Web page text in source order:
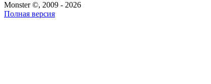
Monster ©, 2009 - 2026
Полная версия